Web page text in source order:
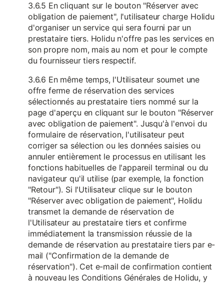
3.6.5 En cliquant sur le bouton "Réserver avec
obligation de paiement", l'utilisateur charge Holidu
d'organiser un service qui sera fourni par un
prestataire tiers. Holidu n'offre pas les services en
son propre nom, mais au nom et pour le compte
du fournisseur tiers respectif.
3.6.6 En même temps, l'Utilisateur soumet une
offre ferme de réservation des services
sélectionnés au prestataire tiers nommé sur la
page d'aperçu en cliquant sur le bouton "Réserver
avec obligation de paiement". Jusqu'à l'envoi du
formulaire de réservation, l'utilisateur peut
corriger sa sélection ou les données saisies ou
annuler entièrement le processus en utilisant les
fonctions habituelles de l'appareil terminal ou du
navigateur qu'il utilise (par exemple, la fonction
"Retour"). Si l'Utilisateur clique sur le bouton
"Réserver avec obligation de paiement", Holidu
transmet la demande de réservation de
l'Utilisateur au prestataire tiers et confirme
immédiatement la transmission réussie de la
demande de réservation au prestataire tiers par e-
mail ("Confirmation de la demande de
réservation"). Cet e-mail de confirmation contient
à nouveau les Conditions Générales de Holidu, y